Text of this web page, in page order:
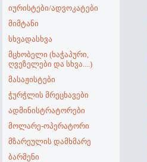
იურისტები/ადვოკატები
მიმტანი
სხვადასხვა
მცხობელი (ხაჭაპური,
ღვეზელები და სხვა....)
მასაჟისტები
ჭურჭლის მრეცხავები
ადმინისტრატორები
მოლარე-ოპერატორი
მზარეულის დამხმარე
ბარმენი